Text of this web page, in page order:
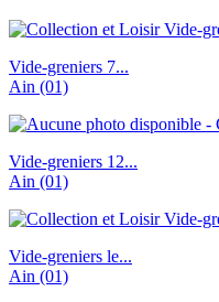
Vide-greniers 7...
Ain (01)
Vide-greniers 12...
Ain (01)
Vide-greniers le...
Ain (01)